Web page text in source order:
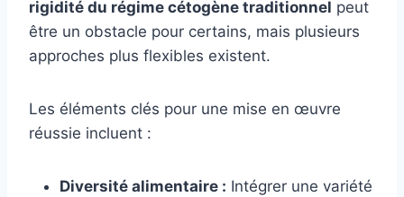
rigidité du régime cétogène traditionnel peut
être un obstacle pour certains, mais plusieurs
approches plus flexibles existent.
Les éléments clés pour une mise en œuvre
réussie incluent :
Diversité alimentaire : Intégrer une variété